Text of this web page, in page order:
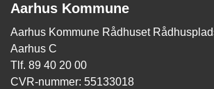
Aarhus Kommune
Aarhus Kommune Rådhuset
Aarhus C
Tlf. 89 40 20 00
CVR-nummer: 55133018